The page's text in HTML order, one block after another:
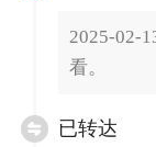
2025-02-
看。
已转达